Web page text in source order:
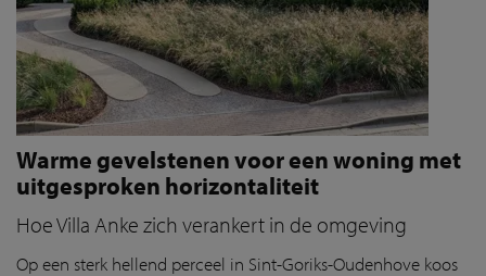
Warme gevelstenen voor een woning met
uitgesproken horizontaliteit
Hoe Villa Anke zich verankert in de omgeving
Op een sterk hellend perceel in Sint-Goriks-Oudenhove koos